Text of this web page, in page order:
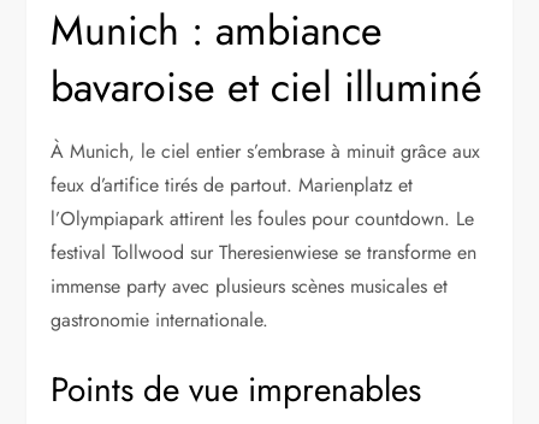
Munich : ambiance
bavaroise et ciel illuminé
À Munich, le ciel entier s’embrase à minuit grâce aux
feux d’artifice tirés de partout. Marienplatz et
l’Olympiapark attirent les foules pour countdown. Le
festival Tollwood sur Theresienwiese se transforme en
immense party avec plusieurs scènes musicales et
gastronomie internationale.
Points de vue imprenables